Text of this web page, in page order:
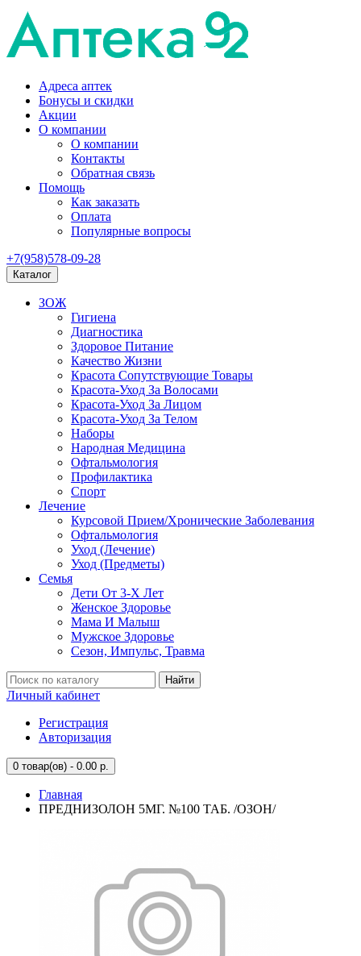
Адреса аптек
Бонусы и скидки
Акции
О компании
О компании
Контакты
Обратная связь
Помощь
Как заказать
Оплата
Популярные вопросы
+7(958)578-09-28
Каталог
ЗОЖ
Гигиена
Диагностика
Здоровое Питание
Качество Жизни
Красота Сопутствующие Товары
Красота-Уход За Волосами
Красота-Уход За Лицом
Красота-Уход За Телом
Наборы
Народная Медицина
Офтальмология
Профилактика
Спорт
Лечение
Курсовой Прием/Хронические Заболевания
Офтальмология
Уход (Лечение)
Уход (Предметы)
Семья
Дети От 3-Х Лет
Женское Здоровье
Мама И Малыш
Мужское Здоровье
Сезон, Импульс, Травма
Найти
Личный кабинет
Регистрация
Авторизация
0 товар(ов) - 0.00 р.
Главная
ПРЕДНИЗОЛОН 5МГ. №100 ТАБ. /ОЗОН/